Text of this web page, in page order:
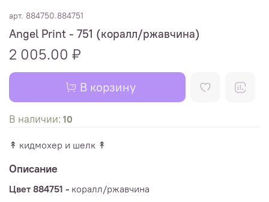
арт. 884750.884751
Angel Print - 751 (коралл/ржавчина)
2 005.00 ₽
В корзину
В наличии: 10
↟ кидмохер и шелк ↟
Описание
Цвет 884751 - коралл/ржавчина